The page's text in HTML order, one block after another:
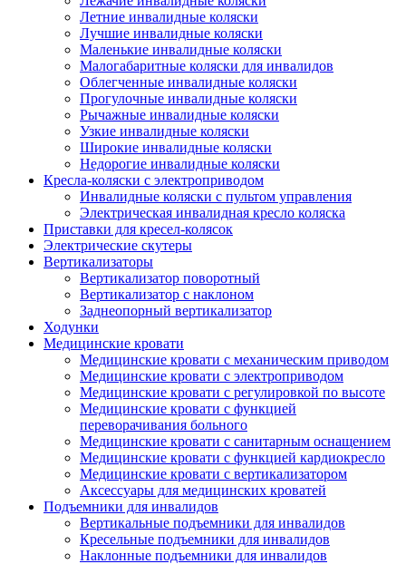
Летние инвалидные коляски
Лучшие инвалидные коляски
Маленькие инвалидные коляски
Малогабаритные коляски для инвалидов
Облегченные инвалидные коляски
Прогулочные инвалидные коляски
Рычажные инвалидные коляски
Узкие инвалидные коляски
Широкие инвалидные коляски
Недорогие инвалидные коляски
Кресла-коляски с электроприводом
Инвалидные коляски с пультом управления
Электрическая инвалидная кресло коляска
Приставки для кресел-колясок
Электрические скутеры
Вертикализаторы
Вертикализатор поворотный
Вертикализатор с наклоном
Заднеопорный вертикализатор
Ходунки
Медицинские кровати
Медицинские кровати с механическим приводом
Медицинские кровати с электроприводом
Медицинские кровати с регулировкой по высоте
Медицинские кровати с функцией
переворачивания больного
Медицинские кровати с санитарным оснащением
Медицинские кровати с функцией кардиокресло
Медицинские кровати с вертикализатором
Аксессуары для медицинских кроватей
Подъемники для инвалидов
Вертикальные подъемники для инвалидов
Кресельные подъемники для инвалидов
Наклонные подъемники для инвалидов